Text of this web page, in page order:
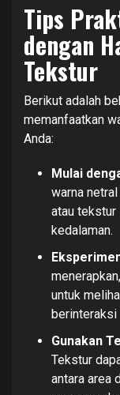
Tips
dengan
Tekstur
Berikut adalah
memanfaatkan
Anda:
Mulai
warna
atau tekstur
kedalaman.
untuk
berinteraksi
Gunakan
Tekstur
antara area